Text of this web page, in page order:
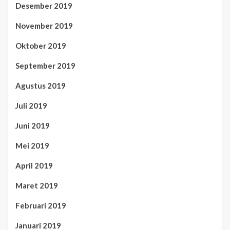
Desember 2019
November 2019
Oktober 2019
September 2019
Agustus 2019
Juli 2019
Juni 2019
Mei 2019
April 2019
Maret 2019
Februari 2019
Januari 2019